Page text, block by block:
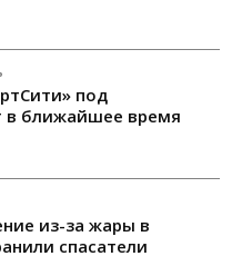
под
в ближайшее время
из-за жары в
спасатели